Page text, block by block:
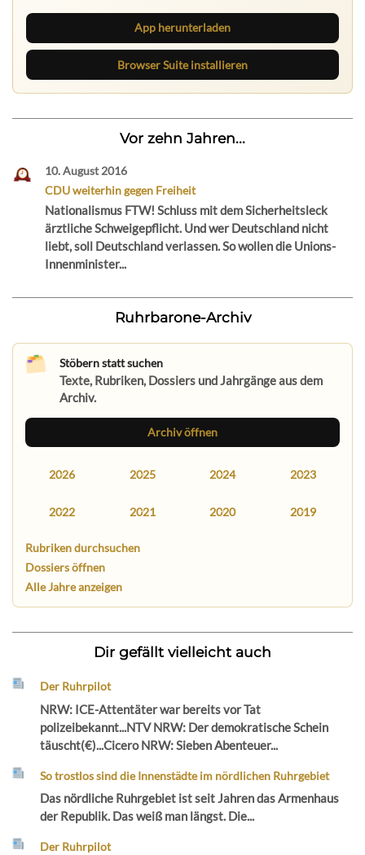
App herunterladen
Browser Suite installieren
Vor zehn Jahren...
10. August 2016
CDU weiterhin gegen Freiheit
Nationalismus FTW! Schluss mit dem Sicherheitsleck
ärztliche Schweigepflicht. Und wer Deutschland nicht
liebt, soll Deutschland verlassen. So wollen die Unions-
Innenminister...
Ruhrbarone-Archiv
Stöbern statt suchen
Texte, Rubriken, Dossiers und Jahrgänge aus dem
Archiv.
Archiv öffnen
2026 2025 2024 2023
2022 2021 2020 2019
Rubriken durchsuchen
Dossiers öffnen
Alle Jahre anzeigen
Dir gefällt vielleicht auch
Der Ruhrpilot
NRW: ICE-Attentäter war bereits vor Tat
polizeibekannt...NTV NRW: Der demokratische Schein
täuscht(€)...Cicero NRW: Sieben Abenteuer...
So trostlos sind die Innenstädte im nördlichen Ruhrgebiet
Das nördliche Ruhrgebiet ist seit Jahren das Armenhaus
der Republik. Das weiß man längst. Die...
Der Ruhrpilot